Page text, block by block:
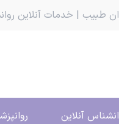
طبیب | خدمات آنلاین
آنلاین